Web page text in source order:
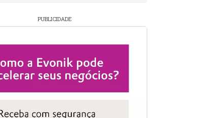
PUBLICIDADE